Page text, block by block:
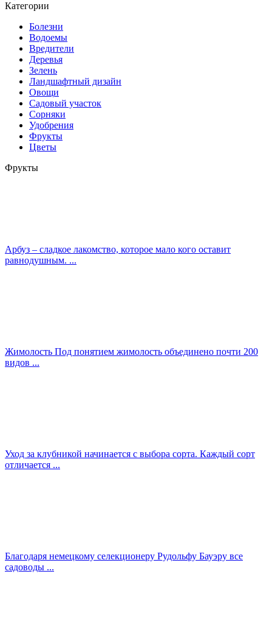
Категории
Болезни
Водоемы
Вредители
Деревья
Зелень
Ландшафтный дизайн
Овощи
Садовый участок
Сорняки
Удобрения
Фрукты
Цветы
Фрукты
Арбуз – сладкое лакомство, которое мало кого оставит
равнодушным. ...
Жимолость Под понятием жимолость объединено почти 200
видов ...
Уход за клубникой начинается с выбора сорта. Каждый сорт
отличается ...
Благодаря немецкому селекционеру Рудольфу Бауэру все
садоводы ...